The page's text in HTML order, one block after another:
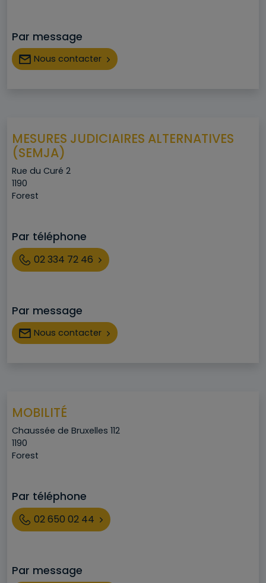
Par message
Nous contacter
MESURES JUDICIAIRES ALTERNATIVES
(SEMJA)
Adresse
Rue du Curé 2
Code postal
1190
Ville
Forest
Par téléphone
Téléphone02 334 72 46
Par message
Nous contacter
MOBILITÉ
Adresse
Chaussée de Bruxelles 112
Code postal
1190
Ville
Forest
Par téléphone
Téléphone02 650 02 44
Par message